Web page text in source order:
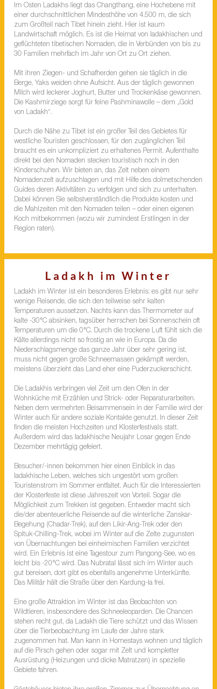
Im Osten Ladakhs liegt das Changthang, eine Hochebene mit
einer durchschnittlichen Mindesthöhe von 4.500 m, die sich
zum Großteil nach Tibet hinein zieht. Hier ist kaum
Landwirtschaft möglich. Es ist die Heimat von ladakhischen und
geflüchteten tibetischen Nomaden, die in Verbünden von bis zu
30 Familien mehrfach im Jahr von Ort zu Ort ziehen.
Mit ihren Ziegen- und Schafherden gehen sie täglich in die
Berge, Yaks weiden ohne Aufsicht. Aus der täglich gewonnen
Milch wird leckerer Joghurt, Butter und Trockenkäse gewonnen.
Die Kashmirziege sorgt für feine Pashminawolle – dem „Gold
von Ladakh“.
Durch die Nähe zu Tibet ist ein großer Teil des Gebietes für
westliche Touristen geschlossen, für den zugänglichen Teil
braucht es ein unkompliziert zu erhaltenes Permit. Aufenthalte
direkt bei den Nomaden stecken touristisch noch in den
Kinderschuhen. Wir bieten an, das Zelt neben einem
Nomadenzelt aufzuschlagen und mit Hilfe des dolmetschenden
Guides deren Aktivitäten zu verfolgen und sich zu unterhalten.
Dabei können Sie selbstverständlich die Produkte kosten und
die Mahlzeiten mit den Nomaden teilen – oder einen eigenen
Koch mitbekommen (wozu wir zumindest Erstlingen in der
Region raten).
Ladakh im Winter
Ladakh im Winter ist ein besonderes Erlebnis: es gibt nur sehr
wenige Reisende, die sich den teilweise sehr kalten
Temperaturen aussetzen. Nachts kann das Thermometer auf
kalte -30°C absinken, tagsüber herrschen bei Sonnenschein oft
Temperaturen um die 0°C. Durch die trockene Luft fühlt sich die
Kälte allerdings nicht so frostig an wie in Europa. Da die
Niederschlagsmenge das ganze Jahr über sehr gering ist,
muss nicht gegen große Schneemassen gekämpft werden,
meistens überzieht das Land eher eine Puderzuckerschicht.
Die Ladakhis verbringen viel Zeit um den Ofen in der
Wohnküche mit Erzählen und Strick- oder Reparaturarbeiten.
Neben dem vermehrten Beisammensein in der Familie wird der
Winter auch für andere soziale Kontakte genutzt. In dieser Zeit
finden die meisten Hochzeiten und Klosterfestivals statt.
Außerdem wird das ladakhische Neujahr Losar gegen Ende
Dezember mehrtägig gefeiert.
Besucher/-innen bekommen hier einen Einblick in das
ladakhische Leben, welches sich ungestört vom großen
Touristenstrom im Sommer entfaltet. Auch für die Interessierten
der Klosterfeste ist diese Jahreszeit von Vorteil. Sogar die
Möglichkeit zum Trekken ist gegeben. Entweder macht sich
die/der abenteuerliche Reisende auf die winterliche Zanskar-
Begehung (Chadar-Trek), auf den Likir-Ang-Trek oder den
Spituk-Chilling-Trek, wobei im Winter auf die Zelte zugunsten
von Übernachtungen bei einheimischen Familien verzichtet
wird. Ein Erlebnis ist eine Tagestour zum Pangong-See, wo es
leicht bis -20°C wird. Das Nubratal lässt sich im Winter auch
gut bereisen, dort gibt es ebenfalls angenehme Unterkünfte.
Das Militär hält die Straße über den Kardung-la frei.
Eine große Attraktion im Winter ist das Beobachten von
Wildtieren, insbesondere des Schneeleoparden. Die Chancen
stehen recht gut, da Ladakh die Tiere schützt und das Wissen
über die Tierbeobachtung im Laufe der Jahre stark
zugenommen hat. Man kann in Homestays wohnen und täglich
auf die Pirsch gehen oder sogar mit Zelt und kompletter
Ausrüstung (Heizungen und dicke Matratzen) in spezielle
Gebiete fahren.